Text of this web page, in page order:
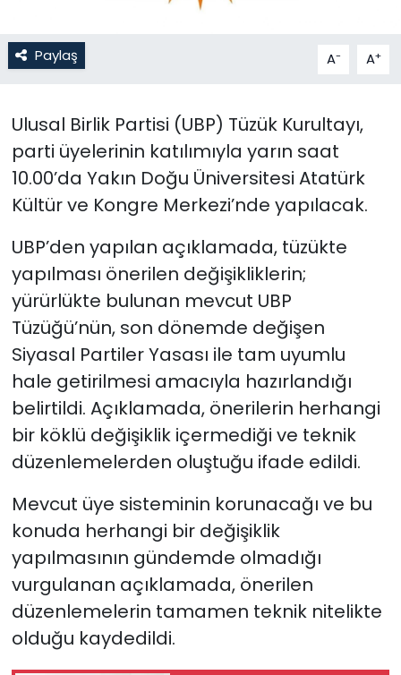
Paylaş A- A+
Ulusal Birlik Partisi (UBP) Tüzük Kurultayı,
parti üyelerinin katılımıyla yarın saat
10.00’da Yakın Doğu Üniversitesi Atatürk
Kültür ve Kongre Merkezi’nde yapılacak.
UBP’den yapılan açıklamada, tüzükte
yapılması önerilen değişikliklerin;
yürürlükte bulunan mevcut UBP
Tüzüğü’nün, son dönemde değişen
Siyasal Partiler Yasası ile tam uyumlu
hale getirilmesi amacıyla hazırlandığı
belirtildi. Açıklamada, önerilerin herhangi
bir köklü değişiklik içermediği ve teknik
düzenlemelerden oluştuğu ifade edildi.
Mevcut üye sisteminin korunacağı ve bu
konuda herhangi bir değişiklik
yapılmasının gündemde olmadığı
vurgulanan açıklamada, önerilen
düzenlemelerin tamamen teknik nitelikte
olduğu kaydedildi.
Nöbetçi Eczaneler
Otomobil Dünyası
Politika
SAĞLIK
Spor
Teknoloji
TÜRKiYE
Video Galeri
YAŞAM